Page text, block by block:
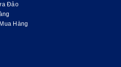
Đảo
Hàng